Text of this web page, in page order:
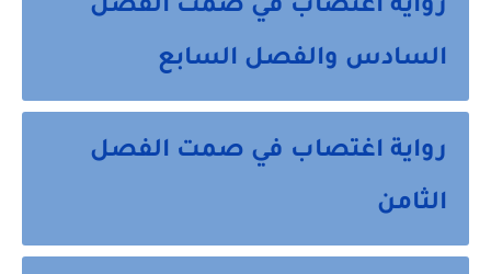
رواية اغتصاب في صمت الفصل
السادس والفصل السابع
رواية اغتصاب في صمت الفصل
الثامن